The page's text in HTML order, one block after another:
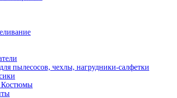
пылесосов, чехлы, нагрудники-салфетки
Костюмы